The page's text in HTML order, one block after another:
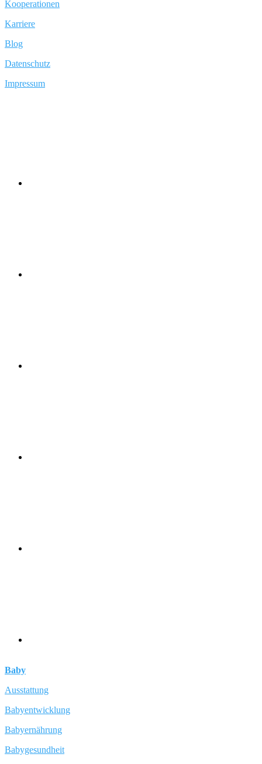
Kooperationen
Karriere
Blog
Datenschutz
Impressum
Baby
Ausstattung
Babyentwicklung
Babyernährung
Babygesundheit